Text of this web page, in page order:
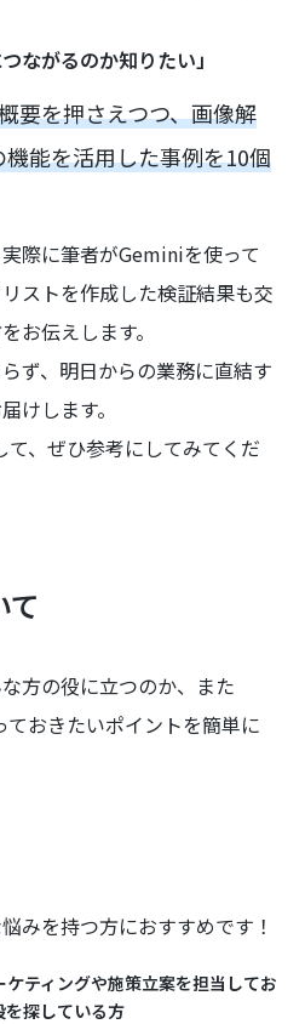
ながるのか知りたい」
要を押さえつつ、画像解
能を活用した事例を10個
際に筆者がGeminiを使って
ストを作成した検証結果も交
お伝えします。
ず、明日からの業務に直結す
けします。
、ぜひ参考にしてみてくだ
方の役に立つのか、また
おきたいポイントを簡単に
みを持つ方におすすめです！
ティングや施策立案を担当してお
を探している方